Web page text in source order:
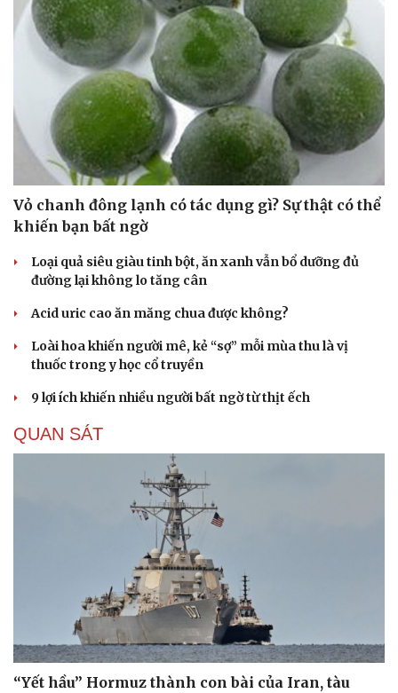
Vỏ chanh đông lạnh có tác dụng gì? Sự thật có thể
khiến bạn bất ngờ
Loại quả siêu giàu tinh bột, ăn xanh vẫn bổ dưỡng đủ
đường lại không lo tăng cân
Acid uric cao ăn măng chua được không?
Loài hoa khiến người mê, kẻ “sợ” mỗi mùa thu là vị
thuốc trong y học cổ truyền
9 lợi ích khiến nhiều người bất ngờ từ thịt ếch
QUAN SÁT
“Yết hầu” Hormuz thành con bài của Iran, tàu